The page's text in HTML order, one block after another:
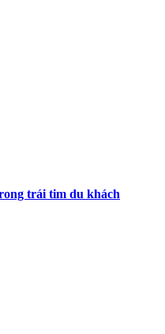
trái tim du khách